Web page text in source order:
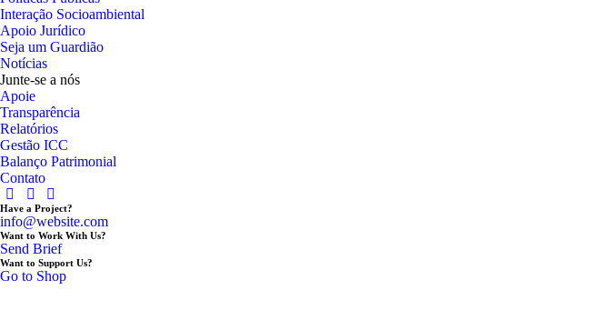
Interação Socioambiental
Apoio Jurídico
Seja um Guardião
Notícias
Junte-se a nós
Apoie
Transparência
Relatórios
Gestão ICC
Balanço Patrimonial
Contato
Have a Project?
info@website.com
Want to Work With Us?
Send Brief
Want to Support Us?
Go to Shop